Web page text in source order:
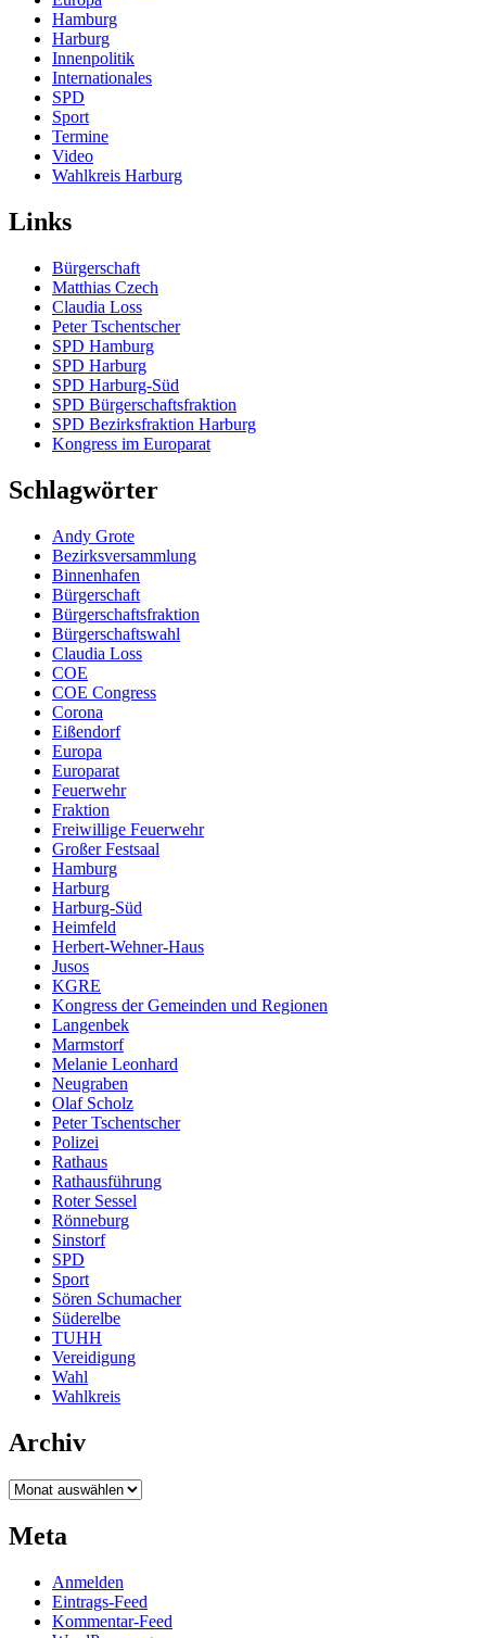
Hamburg
Harburg
Innenpolitik
Internationales
SPD
Sport
Termine
Video
Wahlkreis Harburg
Links
Bürgerschaft
Matthias Czech
Claudia Loss
Peter Tschentscher
SPD Hamburg
SPD Harburg
SPD Harburg-Süd
SPD Bürgerschaftsfraktion
SPD Bezirksfraktion Harburg
Kongress im Europarat
Schlagwörter
Andy Grote
Bezirksversammlung
Binnenhafen
Bürgerschaft
Bürgerschaftsfraktion
Bürgerschaftswahl
Claudia Loss
COE
COE Congress
Corona
Eißendorf
Europa
Europarat
Feuerwehr
Fraktion
Freiwillige Feuerwehr
Großer Festsaal
Hamburg
Harburg
Harburg-Süd
Heimfeld
Herbert-Wehner-Haus
Jusos
KGRE
Kongress der Gemeinden und Regionen
Langenbek
Marmstorf
Melanie Leonhard
Neugraben
Olaf Scholz
Peter Tschentscher
Polizei
Rathaus
Rathausführung
Roter Sessel
Rönneburg
Sinstorf
SPD
Sport
Sören Schumacher
Süderelbe
TUHH
Vereidigung
Wahl
Wahlkreis
Archiv
Archiv
Meta
Anmelden
Eintrags-Feed
Kommentar-Feed